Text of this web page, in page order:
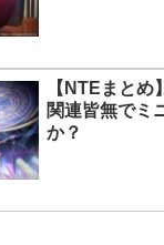
【NTEまとめ
関連皆無でミ
か？